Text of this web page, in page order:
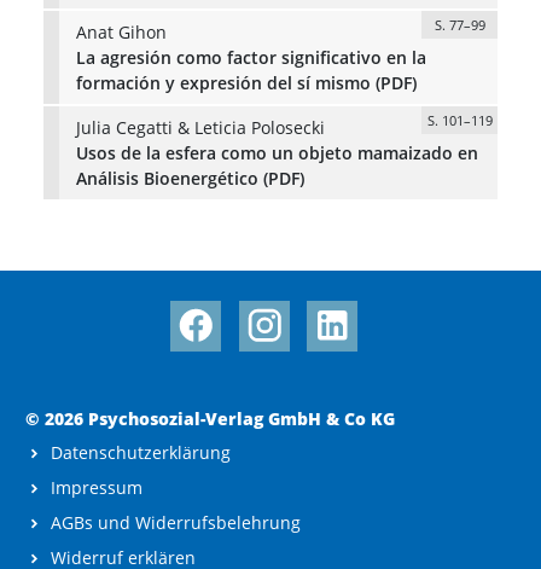
Anat Gihon
S. 77–99
La agresión como factor significativo en la
formación y expresión del sí mismo (PDF)
Julia Cegatti & Leticia Polosecki
S. 101–119
Usos de la esfera como un objeto mamaizado en
Análisis Bioenergético (PDF)
© 2026 Psychosozial-Verlag GmbH & Co KG
Datenschutzerklärung
Impressum
AGBs und Widerrufsbelehrung
Widerruf erklären